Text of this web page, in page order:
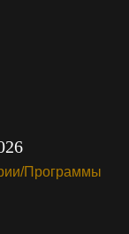
Программы